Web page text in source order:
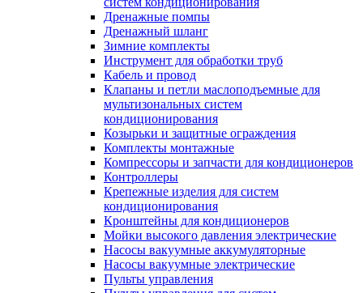
Дренажные помпы
Дренажный шланг
Зимние комплекты
Инструмент для обработки труб
Кабель и провод
Клапаны и петли маслоподъемные для
мультизональных систем
кондиционирования
Козырьки и защитные ограждения
Комплекты монтажные
Компрессоры и запчасти для кондиционеров
Контроллеры
Крепежные изделия для систем
кондиционирования
Кронштейны для кондиционеров
Мойки высокого давления электрические
Насосы вакуумные аккумуляторные
Насосы вакуумные электрические
Пульты управления